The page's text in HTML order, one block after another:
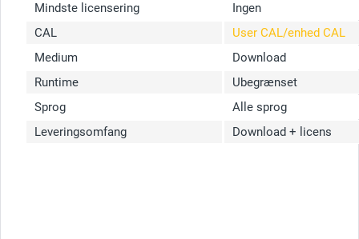
Mindste licensering
Ingen
CAL
User CAL/enhed CAL
Medium
Download
Runtime
Ubegrænset
Sprog
Alle sprog
Leveringsomfang
Download + licens